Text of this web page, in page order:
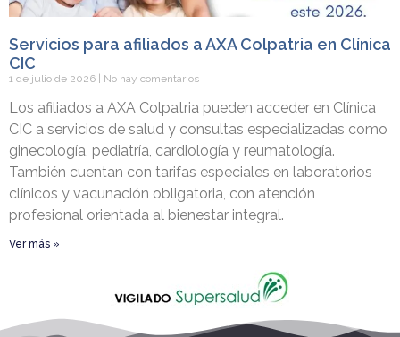
Servicios para afiliados a AXA Colpatria en Clínica
CIC
1 de julio de 2026 No hay comentarios
Los afiliados a AXA Colpatria pueden acceder en Clínica
CIC a servicios de salud y consultas especializadas como
ginecología, pediatría, cardiología y reumatología.
También cuentan con tarifas especiales en laboratorios
clínicos y vacunación obligatoria, con atención
profesional orientada al bienestar integral.
Ver más »